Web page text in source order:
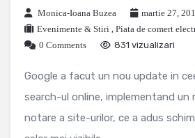
Monica-Ioana Buzea
martie 27,
Evenimente & Stiri , Piata de comert
0 Comments
831 vizualizari
Google a facut un nou update in
search-ul online, implementand un
notare a site-urilor, ce a adus